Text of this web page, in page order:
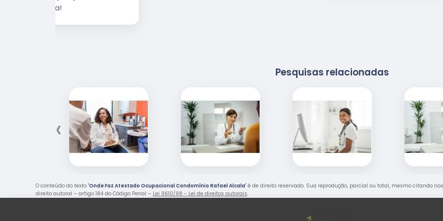
Pesquisas relacionadas
‹
O conteúdo do texto "Onde Faz Atestado Ocupacional Condomínio Rafael Alcala" é de direito reservado. Sua reprodução, parcial ou total, mesmo citando
direito autoral – artigo 184 do Código Penal – Lei 9610/98 - Lei de direitos autorais.